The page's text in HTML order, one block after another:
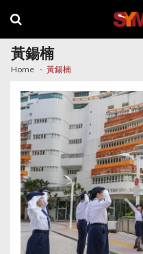
navigation
content
黃鍚楠
Home 黃鍚楠